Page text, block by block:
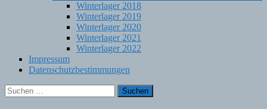
Winterlager 2018
Winterlager 2019
Winterlager 2020
Winterlager 2021
Winterlager 2022
Impressum
Datenschutzbestimmungen
Suchen
nach: